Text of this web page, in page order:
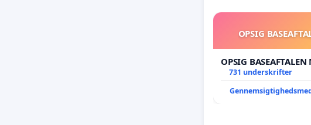
OPSIG
OPSIG BASEAFTALEN
731 underskrifter